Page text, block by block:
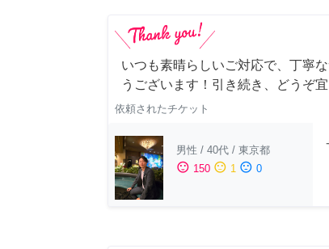
いつも素晴らしいご対応で、丁寧
うございます！引き続き、どうぞ
依頼されたチケット
男性 / 40代 / 東京都
sentiment_satisfied 150 sentiment_neutral 1 sentiment_dissatisfied 0